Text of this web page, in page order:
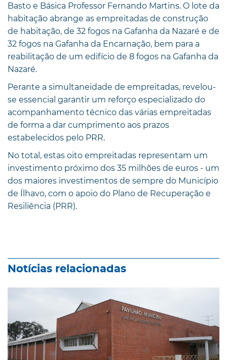
Basto e Básica Professor Fernando Martins. O lote da
habitação abrange as empreitadas de construção
de habitação, de 32 fogos na Gafanha da Nazaré e de
32 fogos na Gafanha da Encarnação, bem para a
reabilitação de um edifício de 8 fogos na Gafanha da
Nazaré.
Perante a simultaneidade de empreitadas, revelou-
se essencial garantir um reforço especializado do
acompanhamento técnico das várias empreitadas
de forma a dar cumprimento aos prazos
estabelecidos pelo PRR.
No total, estas oito empreitadas representam um
investimento próximo dos 35 milhões de euros - um
dos maiores investimentos de sempre do Município
de Ílhavo, com o apoio do Plano de Recuperação e
Resiliência (PRR).
Notícias relacionadas